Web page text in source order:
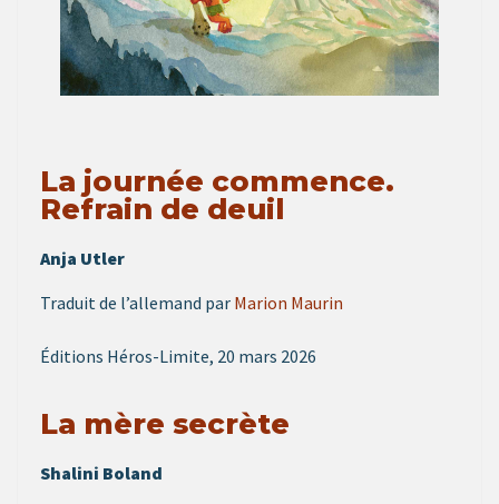
La journée commence.
Refrain de deuil
Anja Utler
Traduit de l’allemand par Marion Maurin
Éditions Héros-Limite, 20 mars 2026
La mère secrète
Shalini Boland